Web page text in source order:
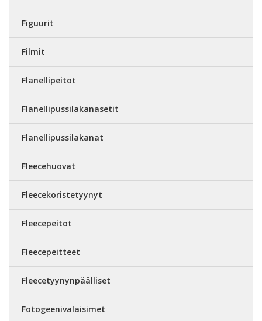
Figuurit
Filmit
Flanellipeitot
Flanellipussilakanasetit
Flanellipussilakanat
Fleecehuovat
Fleecekoristetyynyt
Fleecepeitot
Fleecepeitteet
Fleecetyynynpäälliset
Fotogeenivalaisimet